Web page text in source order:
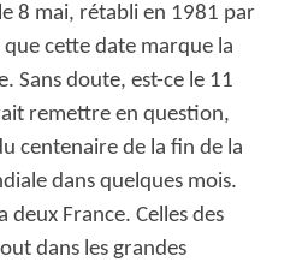
8 mai, rétabli en 1981 par
cette date marque la
Sans doute, est-ce le 11
remettre en question,
centenaire de la fin de la
dans quelques mois.
deux France. Celles des
dans les grandes